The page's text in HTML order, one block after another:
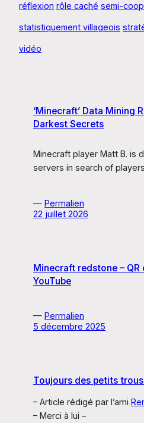
réflexion rôle caché semi-coop
statistiquement villageois
vidéo
‘Minecraft’ Data Mining
Darkest Secrets
Minecraft player Matt B. is
servers in search of
— Permalien
22 juillet 2026
Minecraft redstone –
YouTube
— Permalien
5 décembre 2025
Toujours des petits
– Article rédigé par l’ami
– Merci à lui –